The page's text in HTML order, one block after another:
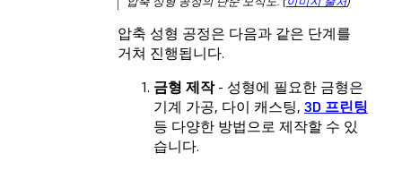
압축 성형 공정은 다음과 같은 단계를
거쳐 진행됩니다.
금형 제작- 성형에 필요한 금형은
기계 가공, 다이 캐스팅, 3D 프린팅
등 다양한 방법으로 제작할 수 있
습니다.